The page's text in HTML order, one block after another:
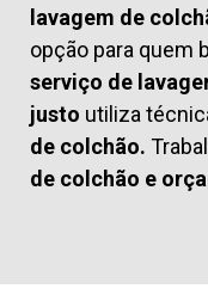
lavagem de
opção para quem
serviço de
justo utiliza
de colchão.
de colchão e